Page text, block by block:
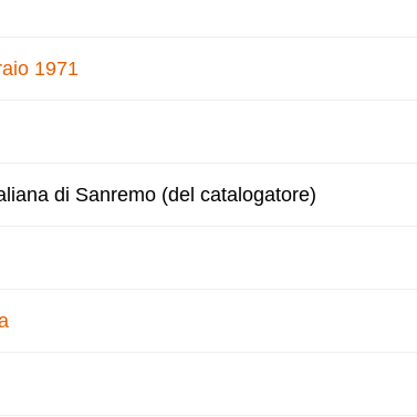
1971
di Sanremo (del catalogatore)